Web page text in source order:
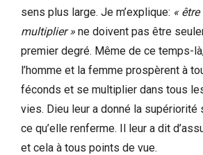
sens plus large. Je m’explique: «
multiplier » ne doivent pas être
premier degré. Même de ce temps-
l’homme et la femme prospèrent à
féconds et se multiplier dans tous
vies. Dieu leur a donné la supériorité
ce qu’elle renferme. Il leur a dit
et cela à tous points de vue.